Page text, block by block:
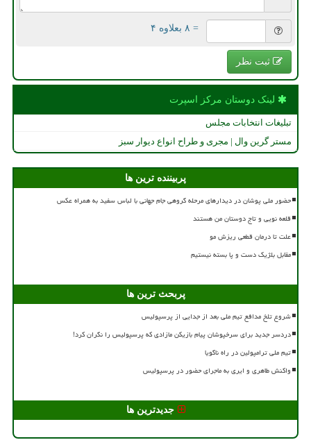
= ۸ بعلاوه ۴
ثبت نظر
لینک دوستان مركز اسپرت
تبلیغات انتخابات مجلس
مستر گرین وال | مجری و طراح انواع دیوار سبز
پربیننده ترین ها
حضور ملی پوشان در دیدارهای مرحله گروهی جام جهانی با لباس سفید به همراه عکس
قلعه نویی و تاج دوستان من هستند
علت تا درمان قطعی ریزش مو
مقابل بلژیک دست و پا بسته نیستیم
پربحث ترین ها
شروع تلخ مدافع تیم ملی بعد از جدایی از پرسپولیس
دردسر جدید برای سرخپوشان پیام بازیکن مازادی که پرسپولیس را نگران کرد!
تیم ملی ترامپولین در راه ناگویا
واکنش طاهری و ایری به ماجرای حضور در پرسپولیس
جدیدترین ها